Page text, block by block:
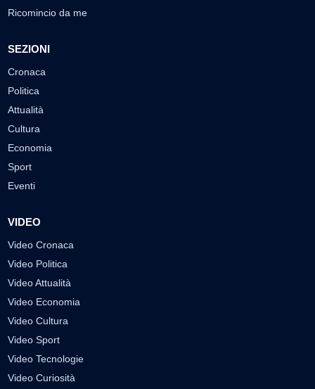
Ricomincio da me
SEZIONI
Cronaca
Politica
Attualità
Cultura
Economia
Sport
Eventi
VIDEO
Video Cronaca
Video Politica
Video Attualità
Video Economia
Video Cultura
Video Sport
Video Tecnologie
Video Curiosità